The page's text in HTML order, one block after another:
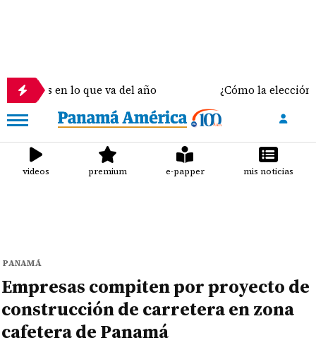
lo que va del año ¿Cómo la elección del
videos premium e-papper mis noticias
PANAMÁ
Empresas compiten por proyecto de
construcción de carretera en zona
cafetera de Panamá